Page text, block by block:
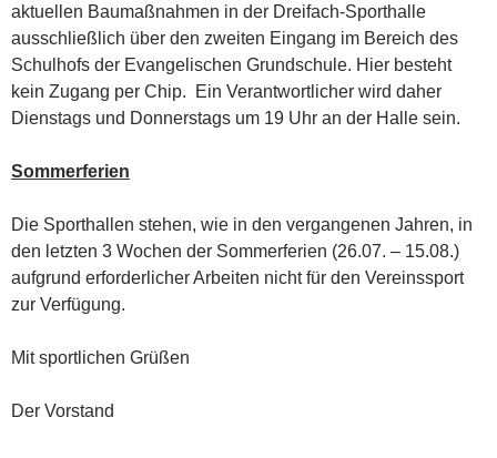
aktuellen Baumaßnahmen in der Dreifach-Sporthalle
ausschließlich über den zweiten Eingang im Bereich des
Schulhofs der Evangelischen Grundschule. Hier besteht
kein Zugang per Chip. Ein Verantwortlicher wird daher
Dienstags und Donnerstags um 19 Uhr an der Halle sein.
Sommerferien
Die Sporthallen stehen, wie in den vergangenen Jahren, in
den letzten 3 Wochen der Sommerferien (26.07. – 15.08.)
aufgrund erforderlicher Arbeiten nicht für den Vereinssport
zur Verfügung.
Mit sportlichen Grüßen
Der Vorstand